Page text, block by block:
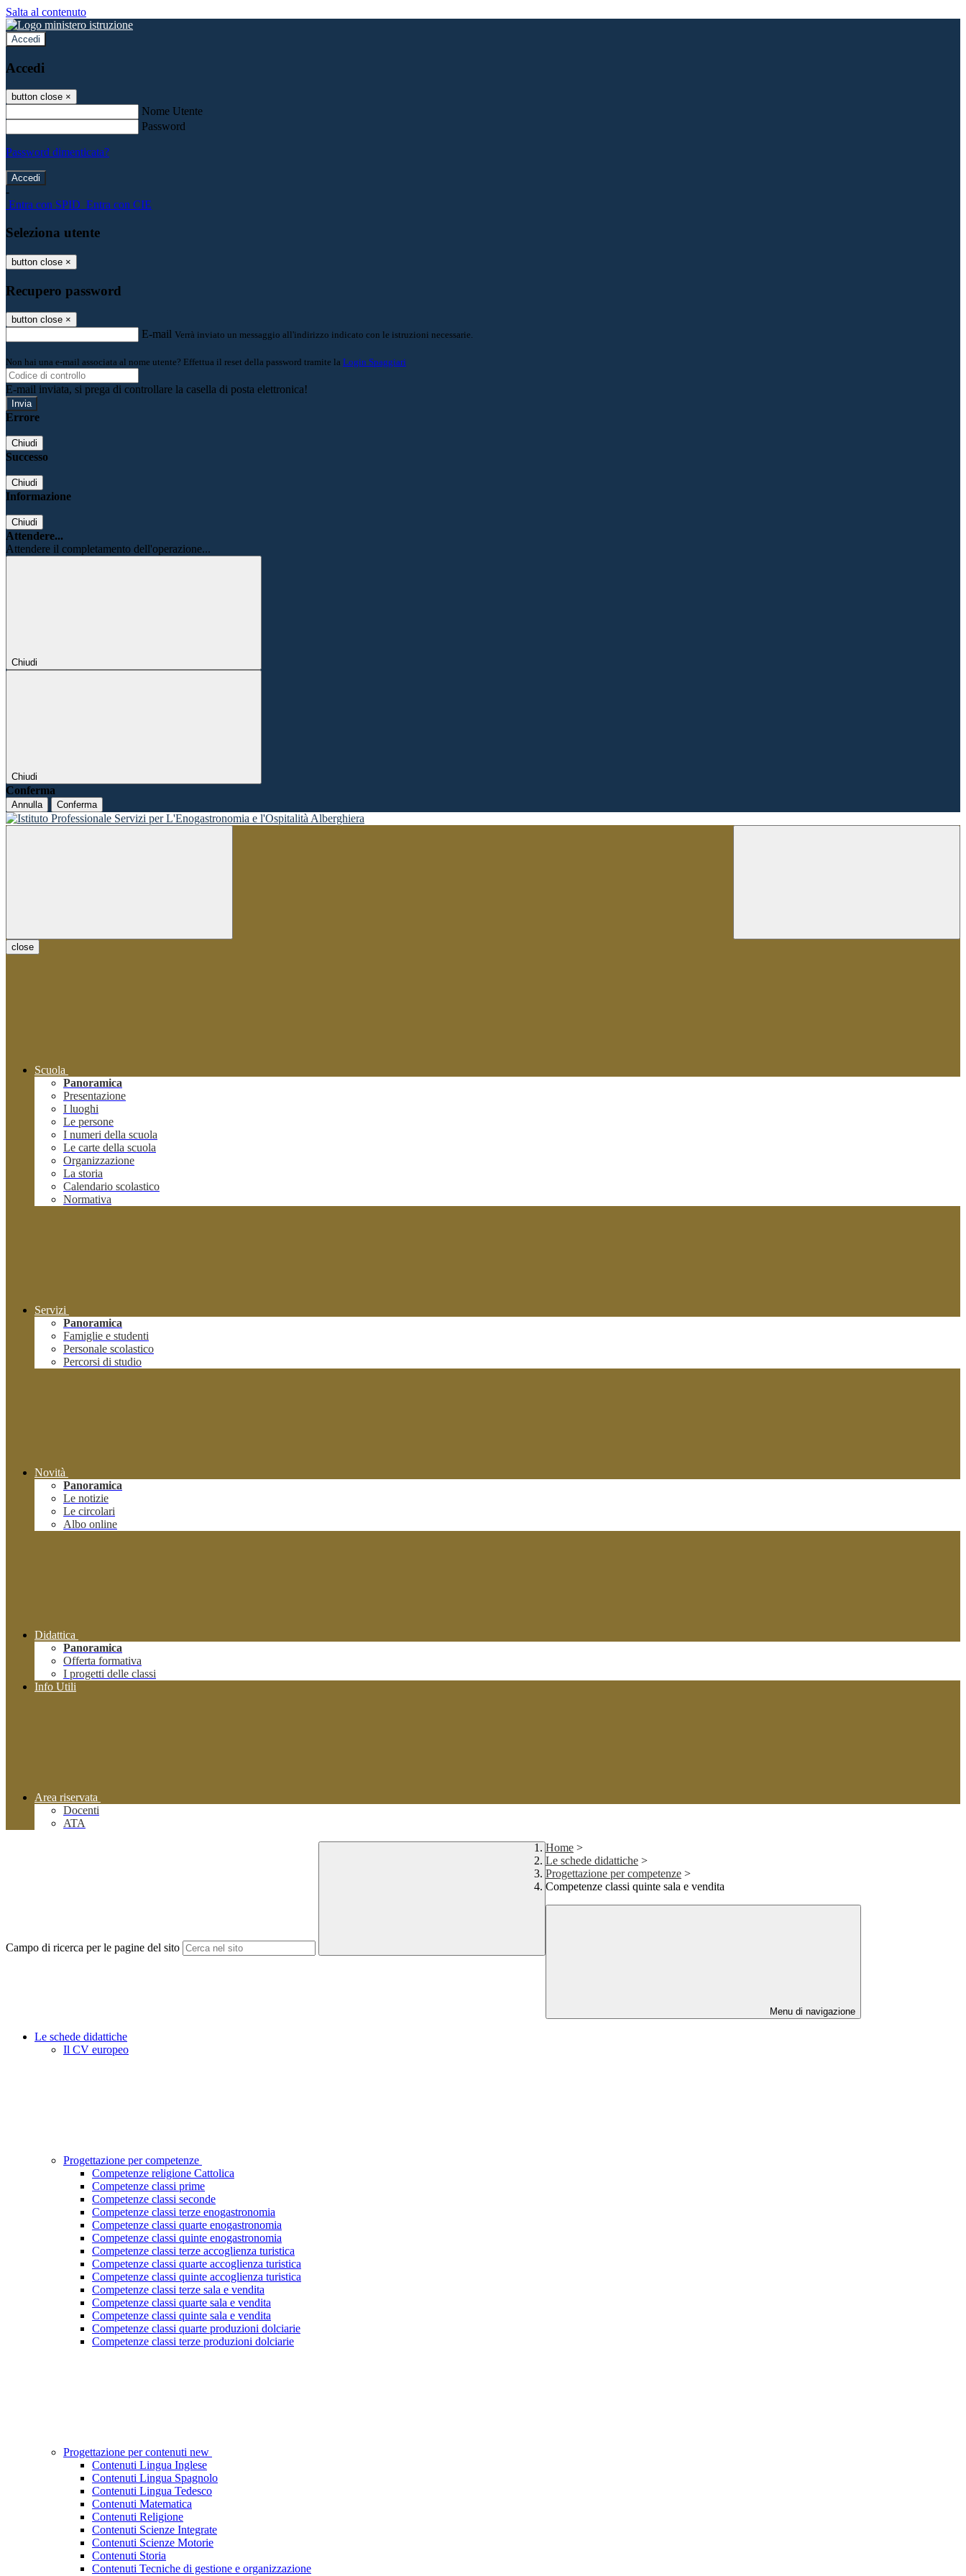
Salta al contenuto
Accedi
Accedi
button close ×
Nome Utente
Password
Password dimenticata?
-
Entra con SPID Entra con CIE
Seleziona utente
button close ×
Recupero password
button close ×
E-mail Verrà inviato un messaggio all'indirizzo indicato con le istruzioni necessarie.
Non hai una e-mail associata al nome utente? Effettua il reset della password tramite la Login Spaggiari
E-mail inviata, si prega di controllare la casella di posta elettronica!
Errore
Chiudi
Successo
Chiudi
Informazione
Chiudi
Attendere...
Attendere il completamento dell'operazione...
Chiudi
Chiudi
Conferma
Annulla Conferma
close
Scuola
Panoramica
Presentazione
I luoghi
Le persone
I numeri della scuola
Le carte della scuola
Organizzazione
La storia
Calendario scolastico
Normativa
Servizi
Panoramica
Famiglie e studenti
Personale scolastico
Percorsi di studio
Novità
Panoramica
Le notizie
Le circolari
Albo online
Didattica
Panoramica
Offerta formativa
I progetti delle classi
Info Utili
Area riservata
Docenti
ATA
Campo di ricerca per le pagine del sito
Home >
Le schede didattiche >
Progettazione per competenze >
Competenze classi quinte sala e vendita
Menu di navigazione
Le schede didattiche
Il CV europeo
Progettazione per competenze
Competenze religione Cattolica
Competenze classi prime
Competenze classi seconde
Competenze classi terze enogastronomia
Competenze classi quarte enogastronomia
Competenze classi quinte enogastronomia
Competenze classi terze accoglienza turistica
Competenze classi quarte accoglienza turistica
Competenze classi quinte accoglienza turistica
Competenze classi terze sala e vendita
Competenze classi quarte sala e vendita
Competenze classi quinte sala e vendita
Competenze classi quarte produzioni dolciarie
Competenze classi terze produzioni dolciarie
Progettazione per contenuti new
Contenuti Lingua Inglese
Contenuti Lingua Spagnolo
Contenuti Lingua Tedesco
Contenuti Matematica
Contenuti Religione
Contenuti Scienze Integrate
Contenuti Scienze Motorie
Contenuti Storia
Contenuti Tecniche di gestione e organizzazione